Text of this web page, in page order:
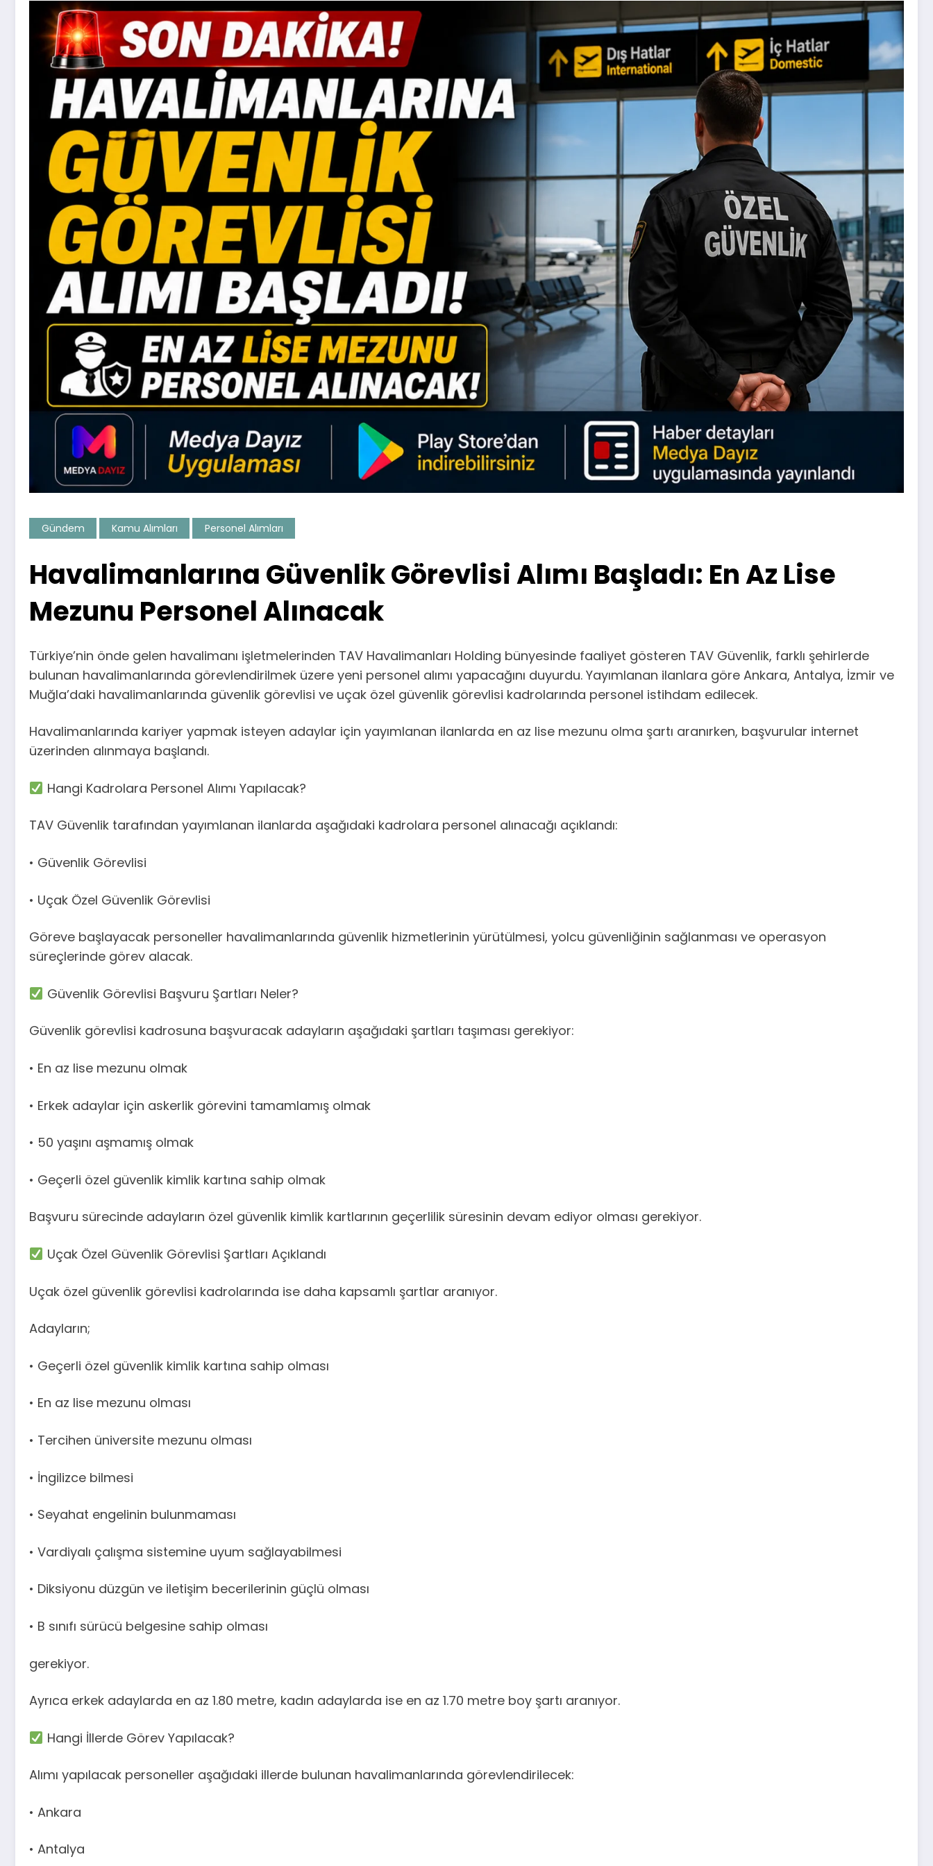
Gündem Kamu Alımları Personel Alımları
Havalimanlarına Güvenlik Görevlisi Alımı Başladı: En Az Lise
Mezunu Personel Alınacak
Türkiye’nin önde gelen havalimanı işletmelerinden TAV Havalimanları Holding bünyesinde faaliyet gösteren TAV Güvenlik, farklı şehirlerde
bulunan havalimanlarında görevlendirilmek üzere yeni personel alımı yapacağını duyurdu. Yayımlanan ilanlara göre Ankara, Antalya, İzmir ve
Muğla’daki havalimanlarında güvenlik görevlisi ve uçak özel güvenlik görevlisi kadrolarında personel istihdam edilecek.
Havalimanlarında kariyer yapmak isteyen adaylar için yayımlanan ilanlarda en az lise mezunu olma şartı aranırken, başvurular internet
üzerinden alınmaya başlandı.
Hangi Kadrolara Personel Alımı Yapılacak?
TAV Güvenlik tarafından yayımlanan ilanlarda aşağıdaki kadrolara personel alınacağı açıklandı:
• Güvenlik Görevlisi
• Uçak Özel Güvenlik Görevlisi
Göreve başlayacak personeller havalimanlarında güvenlik hizmetlerinin yürütülmesi, yolcu güvenliğinin sağlanması ve operasyon
süreçlerinde görev alacak.
Güvenlik Görevlisi Başvuru Şartları Neler?
Güvenlik görevlisi kadrosuna başvuracak adayların aşağıdaki şartları taşıması gerekiyor:
• En az lise mezunu olmak
• Erkek adaylar için askerlik görevini tamamlamış olmak
• 50 yaşını aşmamış olmak
• Geçerli özel güvenlik kimlik kartına sahip olmak
Başvuru sürecinde adayların özel güvenlik kimlik kartlarının geçerlilik süresinin devam ediyor olması gerekiyor.
Uçak Özel Güvenlik Görevlisi Şartları Açıklandı
Uçak özel güvenlik görevlisi kadrolarında ise daha kapsamlı şartlar aranıyor.
Adayların;
• Geçerli özel güvenlik kimlik kartına sahip olması
• En az lise mezunu olması
• Tercihen üniversite mezunu olması
• İngilizce bilmesi
• Seyahat engelinin bulunmaması
• Vardiyalı çalışma sistemine uyum sağlayabilmesi
• Diksiyonu düzgün ve iletişim becerilerinin güçlü olması
• B sınıfı sürücü belgesine sahip olması
gerekiyor.
Ayrıca erkek adaylarda en az 1.80 metre, kadın adaylarda ise en az 1.70 metre boy şartı aranıyor.
Hangi İllerde Görev Yapılacak?
Alımı yapılacak personeller aşağıdaki illerde bulunan havalimanlarında görevlendirilecek:
• Ankara
• Antalya